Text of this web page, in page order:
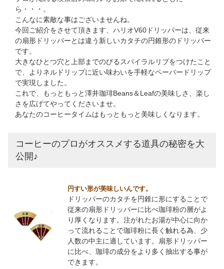
ら・・・。
こんなに素敵な事はございませんね。
今回ご紹介をさせて頂きます、ハリオV60ドリッパーは、従来
の扇形ドリッパーとは違う新しいカタチの円錐形のドリッパー
です。
大きなひとつ穴と上部までのびるスパイラルリブをつけたこと
で、よりネルドリップに近い味わいを手軽なペーパードリップ
で実現しました。
これで、もっともっと澤井珈琲Beans＆Leafの美味しさ、楽し
さを広げてやってくださいませ。
あなたのコーヒータイムはもっともっと美味しくなります。
コーヒーのプロがオススメする道具の秘密を大
公開♪
円すい形が美味しいんです。
ドリッパーのカタチを円錐に形にすることで
従来の扇形ドリッパーに比べ珈琲粉の層がよ
り厚くなります。注がれたお湯が中心に向か
って流れることで珈琲粉に長く触れる為、少
人数の中主に適しています。扇形ドリッパー
に比べ、珈琲の成分をより多く抽出する事が
できます。